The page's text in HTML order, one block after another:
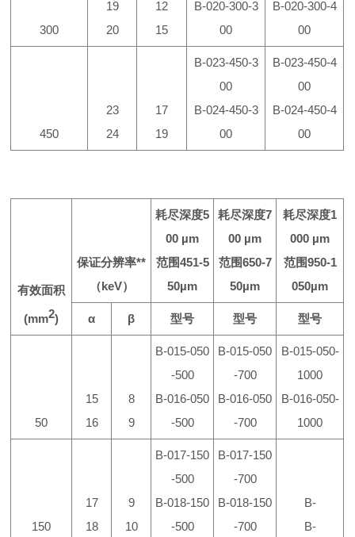
300
19
20
12
15
B-020-300-3
00
B-020-300-4
00
450
23
24
17
19
B-023-450-3
00
B-024-450-3
00
B-023-450-4
00
B-024-450-4
00
有效面积
(mm2)
保证分辨率**
（keV）
耗尽深度5
00 µm
范围451-5
50µm
耗尽深度7
00 µm
范围650-7
50µm
耗尽深度1
000 µm
范围950-1
050µm
α β 型号 型号 型号
50
15
16
8
9
B-015-050
-500
B-016-050
-500
B-015-050
-700
B-016-050
-700
B-015-050-
1000
B-016-050-
1000
150
17
18
9
10
B-017-150
-500
B-018-150
-500
B-017-150
-700
B-018-150
-700
B-
B-